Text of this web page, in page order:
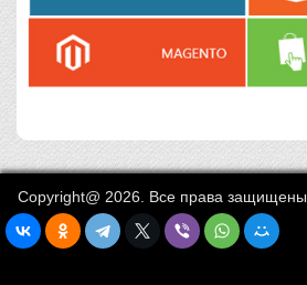
Copyright@ 2026. Все права защищены.